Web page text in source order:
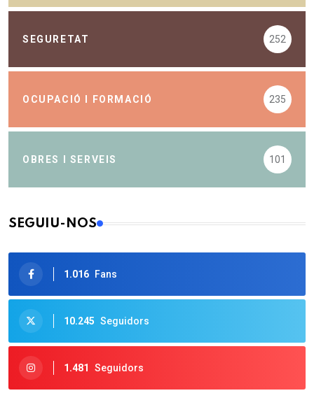
SEGURETAT 252
OCUPACIÓ I FORMACIÓ 235
OBRES I SERVEIS 101
SEGUIU-NOS
1.016 Fans
10.245 Seguidors
1.481 Seguidors